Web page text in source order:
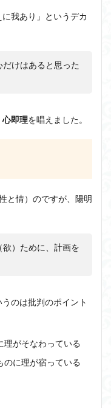
我あり」というデカ
けはあると思った
心即理を唱えました。
と情）のですが、陽明
）ために、計画を
のは批判のポイント
がそなわっている
に理が宿っている